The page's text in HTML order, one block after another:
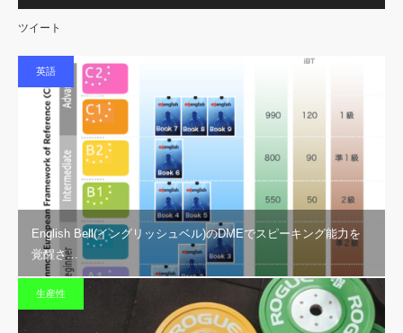
ツイート
英語
English Bell(イングリッシュベル)のDMEでスピーキング能力を
覚醒さ…
生産性